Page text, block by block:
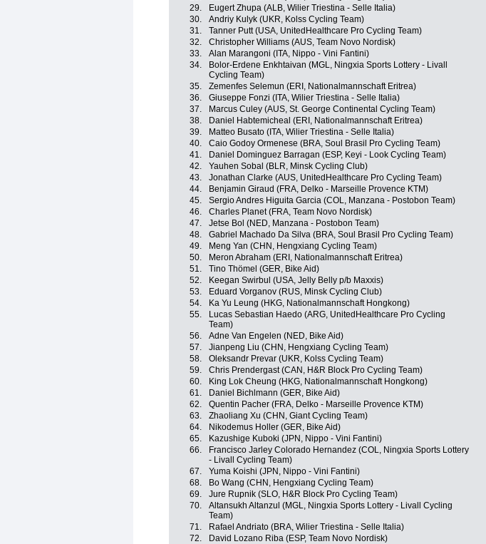
29.
Eugert Zhupa (ALB, Wilier Triestina - Selle Italia)
30.
Andriy Kulyk (UKR, Kolss Cycling Team)
31.
Tanner Putt (USA, UnitedHealthcare Pro Cycling Team)
32.
Christopher Williams (AUS, Team Novo Nordisk)
33.
Alan Marangoni (ITA, Nippo - Vini Fantini)
34.
Bolor-Erdene Enkhtaivan (MGL, Ningxia Sports Lottery - Livall
Cycling Team)
35. Zemenfes Selemun (ERI, Nationalmannschaft Eritrea)
36.
Giuseppe Fonzi (ITA, Wilier Triestina - Selle Italia)
37.
Marcus Culey (AUS, St. George Continental Cycling Team)
38.
Daniel Habtemicheal (ERI, Nationalmannschaft Eritrea)
39.
Matteo Busato (ITA, Wilier Triestina - Selle Italia)
40.
Caio Godoy Ormenese (BRA, Soul Brasil Pro Cycling Team)
41.
Daniel Dominguez Barragan (ESP, Keyi - Look Cycling Team)
42.
Yauhen Sobal (BLR, Minsk Cycling Club)
43.
Jonathan Clarke (AUS, UnitedHealthcare Pro Cycling Team)
44.
Benjamin Giraud (FRA, Delko - Marseille Provence KTM)
45.
Sergio Andres Higuita Garcia (COL, Manzana - Postobon Team)
46.
Charles Planet (FRA, Team Novo Nordisk)
47.
Jetse Bol (NED, Manzana - Postobon Team)
48.
Gabriel Machado Da Silva (BRA, Soul Brasil Pro Cycling Team)
49.
Meng Yan (CHN, Hengxiang Cycling Team)
50.
Meron Abraham (ERI, Nationalmannschaft Eritrea)
51.
Tino Thömel (GER, Bike Aid)
52.
Keegan Swirbul (USA, Jelly Belly p/b Maxxis)
53.
Eduard Vorganov (RUS, Minsk Cycling Club)
54.
Ka Yu Leung (HKG, Nationalmannschaft Hongkong)
55.
Lucas Sebastian Haedo (ARG, UnitedHealthcare Pro Cycling
Team)
56. Adne Van Engelen (NED, Bike Aid)
57.
Jianpeng Liu (CHN, Hengxiang Cycling Team)
58.
Oleksandr Prevar (UKR, Kolss Cycling Team)
59.
Chris Prendergast (CAN, H&R Block Pro Cycling Team)
60.
King Lok Cheung (HKG, Nationalmannschaft Hongkong)
61.
Daniel Bichlmann (GER, Bike Aid)
62.
Quentin Pacher (FRA, Delko - Marseille Provence KTM)
63.
Zhaoliang Xu (CHN, Giant Cycling Team)
64.
Nikodemus Holler (GER, Bike Aid)
65.
Kazushige Kuboki (JPN, Nippo - Vini Fantini)
66.
Francisco Jarley Colorado Hernandez (COL, Ningxia Sports Lottery
- Livall Cycling Team)
67. Yuma Koishi (JPN, Nippo - Vini Fantini)
68.
Bo Wang (CHN, Hengxiang Cycling Team)
69.
Jure Rupnik (SLO, H&R Block Pro Cycling Team)
70.
Altansukh Altanzul (MGL, Ningxia Sports Lottery - Livall Cycling
Team)
71. Rafael Andriato (BRA, Wilier Triestina - Selle Italia)
72.
David Lozano Riba (ESP, Team Novo Nordisk)